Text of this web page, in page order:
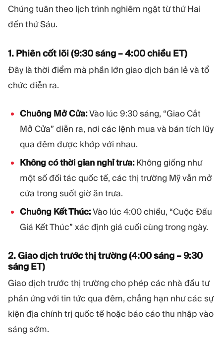
Chúng tuân theo lịch trình nghiêm ngặt từ thứ Hai
đến thứ Sáu.
1. Phiên cốt lõi (9:30 sáng – 4:00 chiều ET)
Đây là thời điểm mà phần lớn giao dịch bán lẻ và tổ
chức diễn ra.
Chuông Mở Cửa:Vào lúc 9:30 sáng, “Giao Cắt
Mở Cửa” diễn ra, nơi các lệnh mua và bán tích lũy
qua đêm được khớp với nhau.
Không có thời gian nghỉ trưa:Không giống như
một số đối tác quốc tế, các thị trường Mỹ vẫn mở
cửa trong suốt giờ ăn trưa.
Chuông Kết Thúc:Vào lúc 4:00 chiều, “Cuộc Đấu
Giá Kết Thúc” xác định giá cuối cùng trong ngày.
2. Giao dịch trước thị trường (4:00 sáng – 9:30
sáng ET)
Giao dịch trước thị trường cho phép các nhà đầu tư
phản ứng với tin tức qua đêm, chẳng hạn như các sự
kiện địa chính trị quốc tế hoặc báo cáo thu nhập vào
sáng sớm.